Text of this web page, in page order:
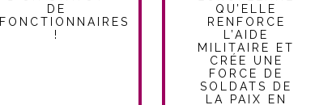
DE
FONCTIONNAIRES
!
QU’ELLE
RENFORCE
L’AIDE
MILITAIRE ET
CRÉE UNE
FORCE DE
SOLDATS DE
LA PAIX EN